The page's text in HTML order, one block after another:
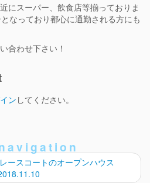
にスーパー、飲食店等揃っておりま
なっており都心に通勤される方にも
合わせ下さい！
ン してください。
ースコートのオープンハウス